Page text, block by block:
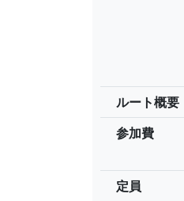
ルート概要
参加費
定員